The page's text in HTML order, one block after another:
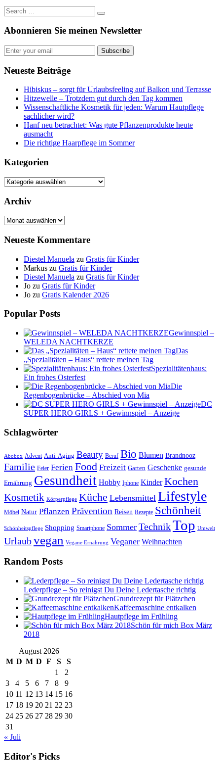
Abonnieren Sie meinen Newsletter
Subscribe
Neueste Beiträge
Hibiskus – sorgt für Urlaubsfeeling auf Balkon und Terrasse
Hitzewelle – Trotzdem gut durch den Tag kommen
Wissenschaftliche Kosmetik für jeden: Warum Hautpflege
sachlicher wird?
Hanf neu betrachtet: Was gute Pflanzenprodukte heute
ausmacht
Die richtige Haarpflege im Sommer
Kategorien
Kategorien
Archiv
Archiv
Neueste Kommentare
Diestel Manuela zu Gratis für Kinder
Markus zu Gratis für Kinder
Diestel Manuela zu Gratis für Kinder
Jo zu Gratis für Kinder
Jo zu Gratis Kalender 2026
Popular Posts
Gewinnspiel –
WELEDA NACHTKERZE
Das
„Spezialitäten – Haus“ rettete meinen Tag
Spezialitätenhaus:
Ein frohes Osterfest
Die
Regenbogenbrücke – Abschied von Mia
DC
SUPER HERO GIRLS + Gewinnspiel – Anzeige
Schlagwörter
Abobox Advent Anti-Aging Beauty Beruf Bio Blumen Brandnooz
Familie Feier Ferien Food Freizeit Garten Geschenke gesunde
Ernährung Gesundheit Hobby Iphone Kinder Kochen
Kosmetik Körperpflege Küche Lebensmittel Lifestyle
Möbel Natur Pflanzen Prävention Reisen Rezepte Schönheit
Schönheitspflege Shopping Smartphone Sommer TechnikTop Umwelt
Urlaubvegan Vegane Ernährung Veganer Weihnachten
Random Posts
Lederpflege – So reinigst Du Deine Ledertasche richtig
Grundrezept für Plätzchen
Kaffeemaschine entkalken
Hautpflege im Frühling
Schön für mich Box März
2018
August 2026
M D M D F S
S
1
2
3
4 5 6 7 8
9
10 11 12 13 14 15 16
17 18 19 20 21 22 23
24 25 26 27 28 29 30
31
« Juli
Editor's Picks